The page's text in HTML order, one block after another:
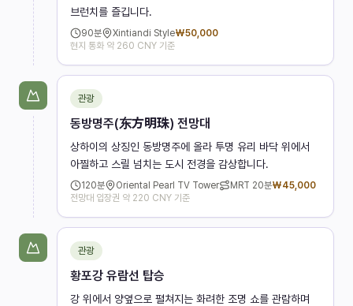
브런치를 즐깁니다.
90분 Xintiandi Style₩50,000
현지 통화 약 260 CNY 기준
관광
동방명주(东方明珠) 전망대
상하이의 상징인 동방명주에 올라 투명 유리 바닥 위에서
아찔하고 스릴 넘치는 도시 전경을 감상합니다.
120분 Oriental Pearl TV Tower MRT 20분₩45,000
전망대 입장권 약 220 CNY 기준
관광
황포강 유람선 탑승
강 위에서 양옆으로 펼쳐지는 화려한 조명 쇼를 관람하며